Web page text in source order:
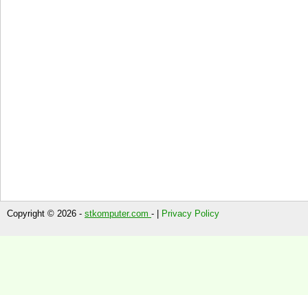
Copyright © 2026 - stkomputer.com - | Privacy Policy